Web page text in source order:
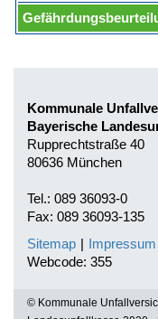
Kommunale
Bayerische
Rupprechtstraße 40
80636 München
Tel.: 089 36093-0
Fax: 089 36093-135
Sitemap | Impressum
Webcode: 355
© Kommunale